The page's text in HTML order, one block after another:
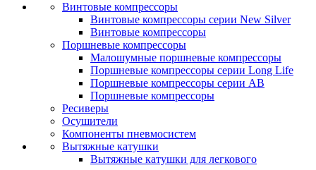
Винтовые компрессоры
Винтовые компрессоры серии New Silver
Винтовые компрессоры
Поршневые компрессоры
Малошумные поршневые компрессоры
Поршневые компрессоры серии Long Life
Поршневые компрессоры серии AB
Поршневые компрессоры
Ресиверы
Осушители
Компоненты пневмосистем
Вытяжные катушки
Вытяжные катушки для легкового